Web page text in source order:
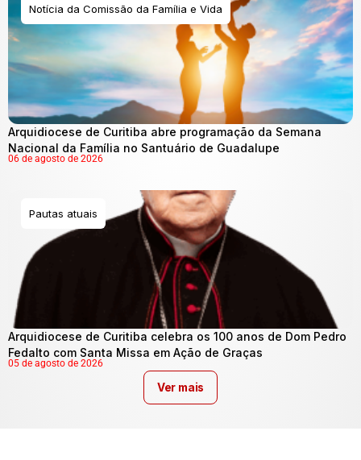
Notícia da Comissão da Família e Vida
Arquidiocese de Curitiba abre programação da Semana
Nacional da Família no Santuário de Guadalupe
06 de agosto de 2026
Pautas atuais
Arquidiocese de Curitiba celebra os 100 anos de Dom Pedro
Fedalto com Santa Missa em Ação de Graças
05 de agosto de 2026
Ver mais